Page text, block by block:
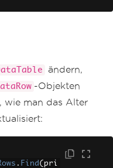
ändern,
-Objekten
wie man das Alter
. Find ( pri